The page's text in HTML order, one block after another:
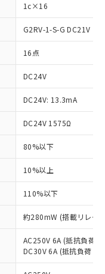
1c×16
G2RV-1-S-G DC21V
16点
DC24V
DC24V: 13.3mA
DC24V 1575Ω
80%以下
10%以上
110%以下
約280mW (搭載リレー
AC250V 6A (抵抗負荷
DC30V 6A (抵抗負荷（